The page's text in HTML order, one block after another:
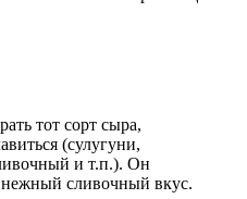
тот сорт сыра,
(сулугуни,
и т.п.). Он
сливочный вкус.